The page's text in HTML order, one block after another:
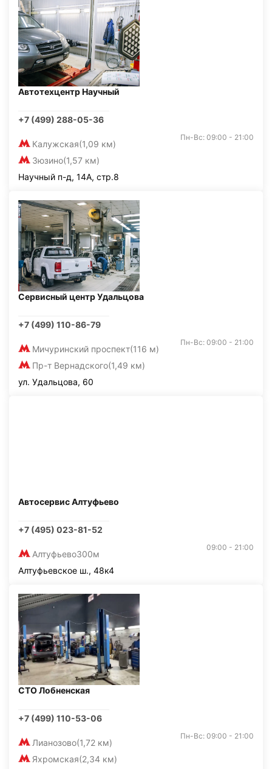
Автотехцентр Научный
+7 (499) 288-05-36
Калужская(1,09 км)
Зюзино(1,57 км)
Пн-Вс: 09:00 - 21:00
Научный п-д, 14А, стр.8
Сервисный центр Удальцова
+7 (499) 110-86-79
Мичуринский проспект(116 м)
Пр-т Вернадского(1,49 км)
Пн-Вс: 09:00 - 21:00
ул. Удальцова, 60
Автосервис Алтуфьево
+7 (495) 023-81-52
Алтуфьево300м
09:00 - 21:00
Алтуфьевское ш., 48к4
СТО Лобненская
+7 (499) 110-53-06
Лианозово(1,72 км)
Яхромская(2,34 км)
Пн-Вс: 09:00 - 21:00